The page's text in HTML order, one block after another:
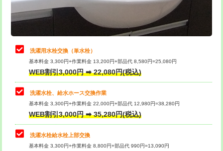
給水管工事※（ライニング鋼管・銅
管・ポリ管・HT管使用/3ｍまで)
44,000円
給水管工事※（ライニング鋼管・銅
管・ポリ管・HT管使用/3ｍ超え)
排水管工事（土の掘削・埋め戻し作
業）
排水管工事（排水管工事/3ｍまで） 55,000円
排水管工事（追加 排水管工事/3ｍ超
え）
止水・漏水調査・防水処理・清掃・修
理・調整・分解・加工など（軽作業）
11,000円
止水・漏水調査・防水処理・清掃・修
理・調整・分解・加工など（中作業）
22,000円
止水・漏水調査・防水処理・清掃・修
理・調整・分解・加工など（重作業）
33,000円
キッチンタンク脱着
その他部品の脱着
交換・取付（タンク）
洗濯用水栓交換（単水栓）
基本料金 3,300円+作業料金 13,200円+部品代 8,580円=25,080円
WEB割引3,000円 ➡ 22,080円(税込)
洗濯水栓、給水ホース交換作業
基本料金 3,300円+作業料金 22,000円+部品代 12,980円=38,280円
WEB割引3,000円 ➡ 35,280円(税込)
洗濯水栓給水栓上部交換
基本料金 3,300円+作業料金 8,800円+部品代 990円=13,090円